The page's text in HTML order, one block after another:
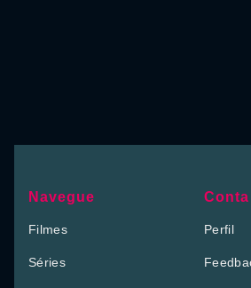
Navegue
Filmes
Séries
Conta
Perfil